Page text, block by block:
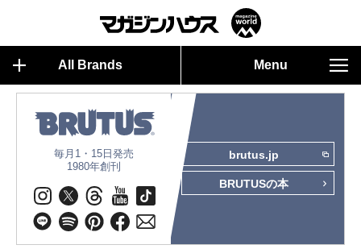
All Brands Menu
毎月1・15日発売
1980年創刊
brutus.jp
BRUTUSの本